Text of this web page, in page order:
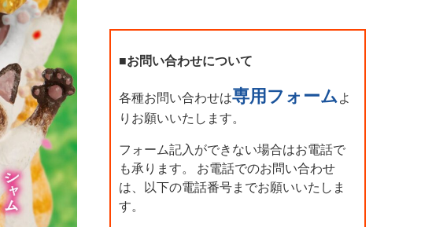
■お問い合わせについて
各種お問い合わせは専用フォーム よ
りお願いいたします。
フォーム記入ができない場合はお電話で
も承ります。 お電話でのお問い合わせ
は、以下の電話番号までお願いいたしま
す。